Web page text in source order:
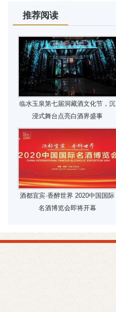
推荐阅读
临水玉泉第七届洞藏酒文化节，沉
浸式舞台点亮白酒界盛事
酒都宜宾·香醉世界 2020中国国际
名酒博览会即将开幕